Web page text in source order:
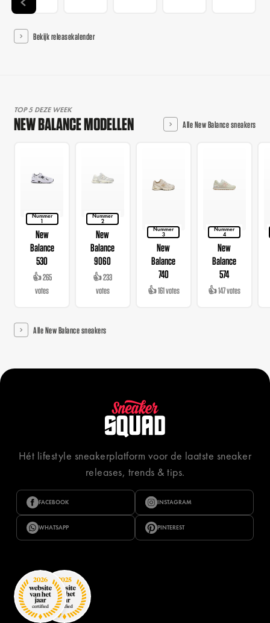
Bekijk releasekalender
TOP 5 DEZE WEEK
NEW BALANCE MODELLEN Alle New Balance sneakers
Nummer
1
New
Balance
530
👍 265
votes
Nummer
2
New
Balance
9060
👍 233
votes
Nummer
3
New
Balance
740
👍 161 votes
Nummer
4
New
Balance
574
👍 147 votes
Alle New Balance sneakers
Hét lifestyle sneakerplatform voor de laatste sneaker
releases, trends & tips.
FACEBOOK INSTAGRAM
WHATSAPP PINTEREST